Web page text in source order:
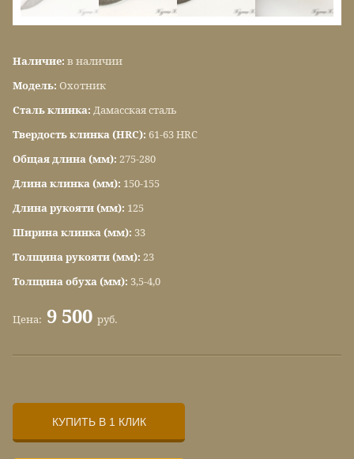
Наличие: в наличии
Модель: Охотник
Сталь клинка: Дамасская сталь
Твердость клинка (HRC): 61-63 HRC
Общая длина (мм): 275-280
Длина клинка (мм): 150-155
Длина рукояти (мм): 125
Ширина клинка (мм): 33
Толщина рукояти (мм): 23
Толщина обуха (мм): 3,5-4,0
Цена: 9 500 руб.
КУПИТЬ В 1 КЛИК